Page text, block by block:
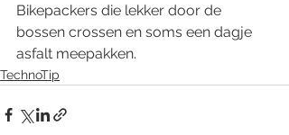
Bikepackers die lekker door de
bossen crossen en soms een dagje
asfalt meepakken.
TechnoTip